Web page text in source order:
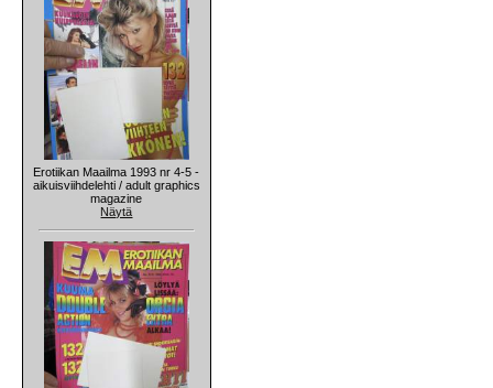
Erotiikan Maailma 1993 nr 4-5 -
aikuisviihdelehti / adult graphics
magazine
Näytä